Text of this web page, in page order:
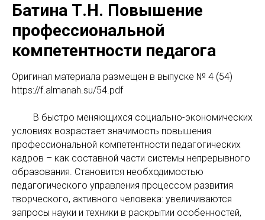
Батина Т.Н. Повышение
профессиональной
компетентности педагога
Оригинaл материала размещен в выпуске № 4 (54)
https://f.almanah.su/54.pdf
В быстро меняющихся социально-экономических
условиях возрастает значимость повышения
профессиональной компетентности педагогических
кадров – как составной части системы непрерывного
образования. Становится необходимостью
педагогического управления процессом развития
творческого, активного человека: увеличиваются
запросы науки и техники в раскрытии особенностей,